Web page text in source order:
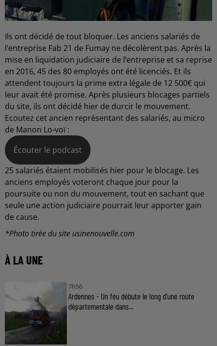
Ils ont décidé de tout bloquer. Les anciens salariés de
l’entreprise Fab 21 de Fumay ne décolèrent pas. Après la
mise en liquidation judiciaire de l’entreprise et sa reprise
en 2016, 45 des 80 employés ont été licenciés. Et ils
attendent toujours la prime extra légale de 12 500€ qui
leur avait été promise. Après plusieurs blocages partiels
du site, ils ont décidé hier de durcir le mouvement.
Ecoutez cet ancien représentant des salariés, au micro
de Manon Lo-voï :
Écouter le podcast
25 salariés étaient mobilisés hier pour le blocage. Les
anciens employés voteront chaque jour pour la
poursuite ou non du mouvement, tout en sachant que
seule une action judiciaire pourrait leur apporter gain
de cause.
*Photo tirée du site usinenouvelle.com
À LA UNE
7h56
Ardennes - Un feu débute le long d'une route
départementale dans...